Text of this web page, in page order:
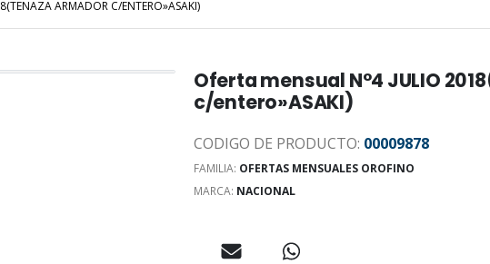
ARMADOR C/ENTERO»ASAKI)
Oferta mensual N°4 JULIO
c/entero»ASAKI)
CODIGO DE PRODUCTO: 00009878
FAMILIA: OFERTAS MENSUALES OROFINO
MARCA: NACIONAL